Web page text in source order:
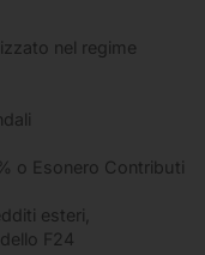
nel regime
o Esonero Contributi
esteri,
F24